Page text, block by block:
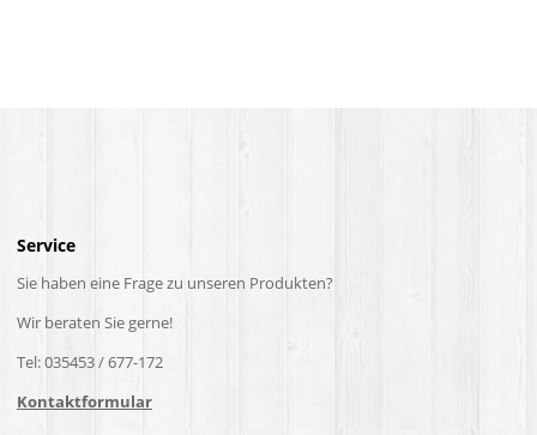
Service
Sie haben eine Frage zu unseren Produkten?
Wir beraten Sie gerne!
Tel: 035453 / 677-172
Kontaktformular